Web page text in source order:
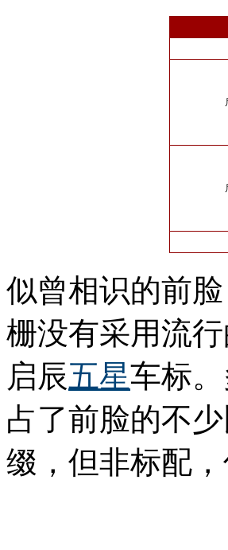
似曾相识的前
栅没有采用流
启辰五星车标
占了前脸的不
缀，但非标配